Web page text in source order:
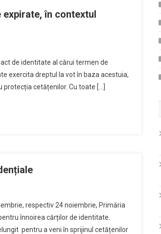
în contextul
de identitate al cărui termen de
exercita dreptul la vot în baza acestuia,
cetățenilor. Cu toate […]
respectiv 24 noiembrie, Primăria
înnoirea cărților de identitate.
pentru a veni în sprijinul cetățenilor